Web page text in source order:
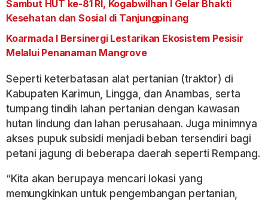
Sambut HUT ke-81 RI, Kogabwilhan I Gelar Bhakti
Kesehatan dan Sosial di Tanjungpinang
Koarmada I Bersinergi Lestarikan Ekosistem Pesisir
Melalui Penanaman Mangrove
Seperti keterbatasan alat pertanian (traktor) di
Kabupaten Karimun, Lingga, dan Anambas, serta
tumpang tindih lahan pertanian dengan kawasan
hutan lindung dan lahan perusahaan. Juga minimnya
akses pupuk subsidi menjadi beban tersendiri bagi
petani jagung di beberapa daerah seperti Rempang.
“Kita akan berupaya mencari lokasi yang
memungkinkan untuk pengembangan pertanian,